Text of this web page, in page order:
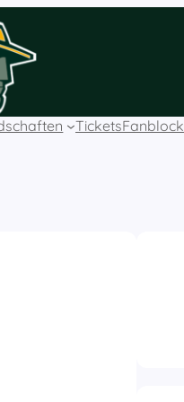
TicketsFanblock